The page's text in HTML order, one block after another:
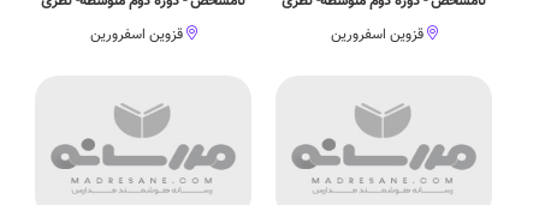
قزوین اسفرورین
قزوین اسفرورین